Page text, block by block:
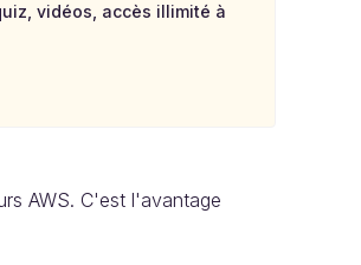
vidéos, accès illimité à
AWS. C'est l'avantage